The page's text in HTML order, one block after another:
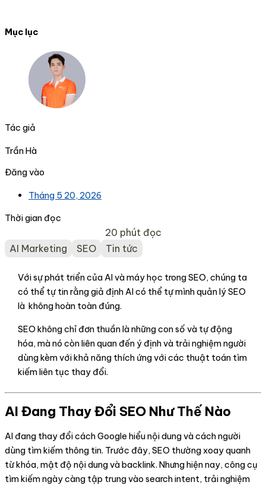
Mục lục
Tác giả
Trần Hà
Đăng vào
Tháng 5 20, 2026
Thời gian đọc
20 phút đọc
AI Marketing
SEO Tin tức
Với sự phát triển củaAI và máy học trong SEO, chúng ta
có thể tự tin rằng giả định AI có thể tự mình quản lý SEO
là không hoàn toàn đúng.
SEO không chỉ đơn thuần là những con số và tự động
hóa, mànó còn liên quan đến ý định và trải nghiệm người
dùng kèm với khả năng thích ứng với các thuật toán tìm
kiếm liên tục thay đổi.
AI Đang Thay Đổi SEO Như Thế Nào
AI đang thay đổi cách Google hiểu nội dung và cách người
dùng tìm kiếm thông tin. Trước đây, SEO thường xoay quanh
từ khóa, mật độ nội dung và backlink. Nhưng hiện nay, công cụ
tìm kiếm ngày càng tập trung vào search intent, trải nghiệm